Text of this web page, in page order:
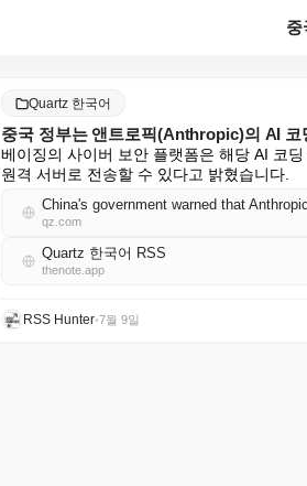
Quartz 한국어
중국 정부는 앤트로픽(Anthropic)의 AI
베이징의 사이버 보안 플랫폼은 해당 AI 코
원격 서버로 전송할 수 있다고 밝혔습니다.
China's government warned that
qz.com
Quartz 한국어 RSS
thenote.app
RSS Hunter•7월 9일